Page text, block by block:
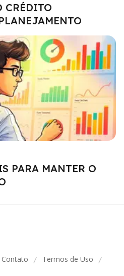
CRÉDITO
PARA MANTER O
Contato / Termos de Uso /